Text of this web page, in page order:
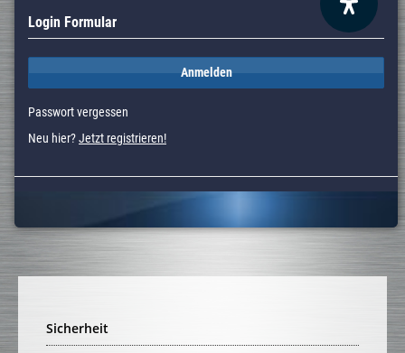
Login Formular
Anmelden
Passwort vergessen
Neu hier?Jetzt registrieren!
Sicherheit